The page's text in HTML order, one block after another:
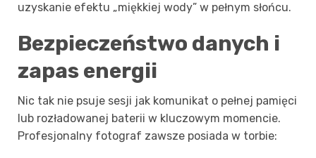
uzyskanie efektu „miękkiej wody” w pełnym słońcu.
Bezpieczeństwo danych i
zapas energii
Nic tak nie psuje sesji jak komunikat o pełnej pamięci
lub rozładowanej baterii w kluczowym momencie.
Profesjonalny fotograf zawsze posiada w torbie: